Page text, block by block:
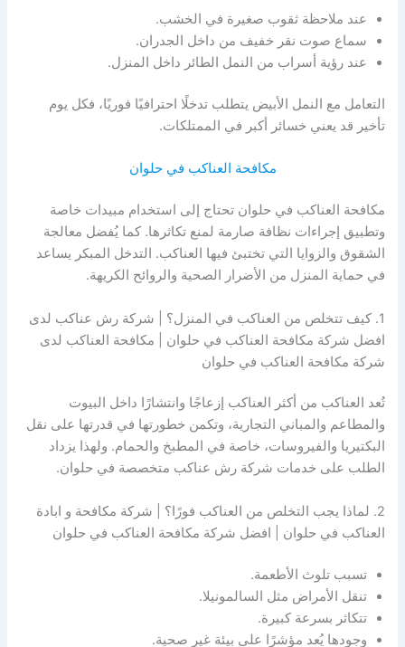
عند ملاحظة ثقوب صغيرة في الخشب.
سماع صوت نقر خفيف من داخل الجدران.
عند رؤية أسراب من النمل الطائر داخل المنزل.
التعامل مع النمل الأبيض يتطلب تدخلًا احترافيًا فوريًا، فكل يوم
تأخير قد يعني خسائر أكبر في الممتلكات.
مكافحة العناكب في حلوان
مكافحة العناكب في حلوان تحتاج إلى استخدام مبيدات خاصة
وتطبيق إجراءات نظافة صارمة لمنع تكاثرها. كما يُفضل معالجة
الشقوق والزوايا التي تختبئ فيها العناكب. التدخل المبكر يساعد
في حماية المنزل من الأضرار الصحية والروائح الكريهة.
1. كيف تتخلص من العناكب في المنزل؟ | شركة رش عناكب لدى
افضل شركة مكافحة العناكب في حلوان | مكافحة العناكب لدى
شركة مكافحة العناكب في حلوان
تُعد العناكب من أكثر العناكب إزعاجًا وانتشارًا داخل البيوت
والمطاعم والمباني التجارية، وتكمن خطورتها في قدرتها على نقل
البكتيريا والفيروسات، خاصة في المطبخ والحمام. ولهذا يزداد
الطلب على خدمات شركة رش عناكب متخصصة في حلوان.
2. لماذا يجب التخلص من العناكب فورًا؟ | شركة مكافحة و ابادة
العناكب في حلوان | افضل شركة مكافحة العناكب في حلوان
تسبب تلوث الأطعمة.
تنقل الأمراض مثل السالمونيلا.
تتكاثر بسرعة كبيرة.
وجودها يُعد مؤشرًا على بيئة غير صحية.